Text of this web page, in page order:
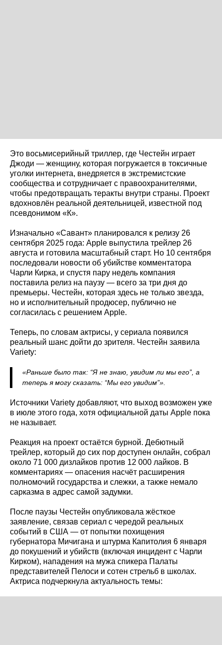
Это восьмисерийный триллер, где Честейн играет
Джоди — женщину, которая погружается в токсичные
уголки интернета, внедряется в экстремистские
сообщества и сотрудничает с правоохранителями,
чтобы предотвращать теракты внутри страны. Проект
вдохновлён реальной деятельницей, известной под
псевдонимом «К».
Изначально «Савант» планировался к релизу 26
сентября 2025 года: Apple выпустила трейлер 26
августа и готовила масштабный старт. Но 10 сентября
последовали новости об убийстве комментатора
Чарли Кирка, и спустя пару недель компания
поставила релиз на паузу — всего за три дня до
премьеры. Честейн, которая здесь не только звезда,
но и исполнительный продюсер, публично не
согласилась с решением Apple.
Теперь, по словам актрисы, у сериала появился
реальный шанс дойти до зрителя. Честейн заявила
Variety:
«Раньше было так: “Я не знаю, увидим ли мы его”, а
теперь я могу сказать: “Мы его увидим”».
Источники Variety добавляют, что выход возможен уже
в июле этого года, хотя официальной даты Apple пока
не называет.
Реакция на проект остаётся бурной. Дебютный
трейлер, который до сих пор доступен онлайн, собрал
около 71 000 дизлайков против 12 000 лайков. В
комментариях — опасения насчёт расширения
полномочий государства и слежки, а также немало
сарказма в адрес самой задумки.
После паузы Честейн опубликовала жёсткое
заявление, связав сериал с чередой реальных
событий в США — от попытки похищения
губернатора Мичигана и штурма Капитолия 6 января
до покушений и убийств (включая инцидент с Чарли
Кирком), нападения на мужа спикера Палаты
представителей Пелоси и сотен стрельб в школах.
Актриса подчеркнула актуальность темы: